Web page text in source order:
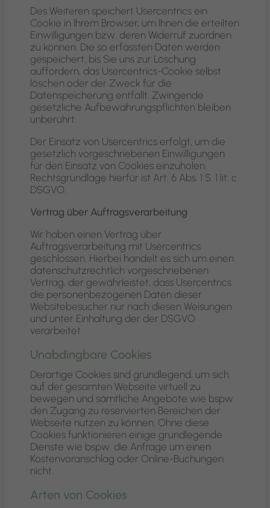
Des Weiteren speichert Usercentrics ein
Cookie in Ihrem Browser, um Ihnen die erteilten
Einwilligungen bzw. deren Widerruf zuordnen
zu können. Die so erfassten Daten werden
gespeichert, bis Sie uns zur Löschung
auffordern, das Usercentrics-Cookie selbst
löschen oder der Zweck für die
Datenspeicherung entfällt. Zwingende
gesetzliche Aufbewahrungspflichten bleiben
unberührt.
Der Einsatz von Usercentrics erfolgt, um die
gesetzlich vorgeschriebenen Einwilligungen
für den Einsatz von Cookies einzuholen.
Rechtsgrundlage hierfür ist Art. 6 Abs. 1 S. 1 lit. c
DSGVO.
Vertrag über Auftragsverarbeitung
Wir haben einen Vertrag über
Auftragsverarbeitung mit Usercentrics
geschlossen. Hierbei handelt es sich um einen
datenschutzrechtlich vorgeschriebenen
Vertrag, der gewährleistet, dass Usercentrics
die personenbezogenen Daten dieser
Websitebesucher nur nach diesen Weisungen
und unter Einhaltung der der DSGVO
verarbeitet.
Unabdingbare Cookies
Derartige Cookies sind grundlegend, um sich
auf der gesamten Webseite virtuell zu
bewegen und sämtliche Angebote wie bspw.
den Zugang zu reservierten Bereichen der
Webseite nutzen zu können. Ohne diese
Cookies funktionieren einige grundlegende
Dienste wie bspw. die Anfrage um einen
Kostenvoranschlag oder Online-Buchungen
nicht.
Arten von Cookies